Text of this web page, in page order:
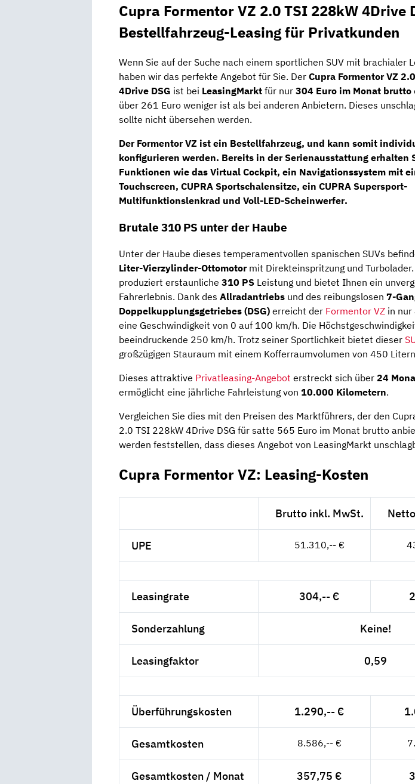
Cupra Formentor VZ 2.0 TSI 228kW 4Drive
Bestellfahrzeug-Leasing für Privatkunden
Wenn Sie auf der Suche nach einem sportlichen SUV mit brachialer
haben wir das perfekte Angebot für Sie. Der Cupra Formentor VZ
4Drive DSG ist bei LeasingMarkt für nur 304 Euro im Monat brutto
über 261 Euro weniger ist als bei anderen Anbietern. Dieses
sollte nicht übersehen werden.
Der Formentor VZ ist ein Bestellfahrzeug, und kann somit
konfigurieren werden. Bereits in der Serienausstattung erhalten
Funktionen wie das Virtual Cockpit, ein Navigationssystem mit
Touchscreen, CUPRA Sportschalensitze, ein CUPRA Supersport-
Multifunktionslenkrad und Voll-LED-Scheinwerfer.
Brutale 310 PS unter der Haube
Unter der Haube dieses temperamentvollen spanischen SUVs
Liter-Vierzylinder-Ottomotormit Direkteinspritzung und
produziert erstaunliche 310 PS Leistung und bietet Ihnen ein
Fahrerlebnis. Dank des Allradantriebs und des reibungslosen 7-
Doppelkupplungsgetriebes (DSG) erreicht der Formentor VZ in nur
eine Geschwindigkeit von 0 auf 100 km/h. Die
beeindruckende 250 km/h. Trotz seiner Sportlichkeit bietet dieser
großzügigen Stauraum mit einem Kofferraumvolumen von 450
Dieses attraktive Privatleasing-Angebot erstreckt sich über 24
ermöglicht eine jährliche Fahrleistung von 10.000 Kilometern.
Vergleichen Sie dies mit den Preisen des Marktführers, der den
2.0 TSI 228kW 4Drive DSG für satte 565 Euro im Monat brutto
werden feststellen, dass dieses Angebot von LeasingMarkt
Cupra Formentor VZ: Leasing-Kosten
Brutto inkl. MwSt.
UPE 51.310,-- €
Leasingrate 304,-- €
Sonderzahlung Keine!
Leasingfaktor 0,59
Überführungskosten 1.290,-- €
Gesamtkosten 8.586,-- €
Gesamtkosten / Monat 357,75 €